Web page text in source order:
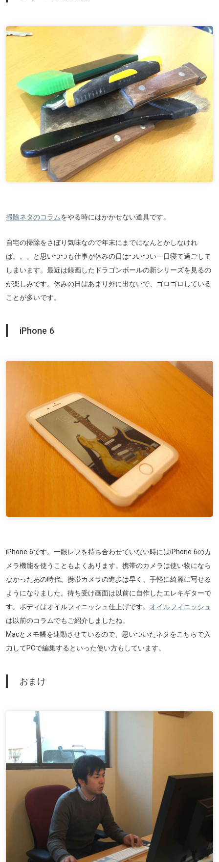
掃除ネタのコラムをやる時にはかかせない道具です。
自宅の掃除をさぼり気味なので年末にまでになんとかしなけれ
ば。。。と思いつつも仕事が休みの日はついつい一日寝て過ごして
しまいます。最近は録画したドラゴンボールの新シリーズを見るの
が楽しみです。休みの日はあまり外に出ないで、ゴロゴロしている
ことが多いです。
iPhone 6
iPhone 6です。一眼レフを持ち合わせていない時にはiPhone 6のカ
メラ機能を使うこともよくあります。携帯のカメラは使い物になら
なかったあの時代。携帯カメラの進歩は早く、手軽に綺麗に写せる
ようになりました。待ち受け画面は以前に自作したエレキギターで
す。ボディはオイルフィニッシュ仕上げです。 オイルフィニッシュ
は以前のコラムでもご紹介しましたね。
Macとメモ帳を連動させているので、思いついたネタをこちらで入
力してPCで編集するといった使い方もしています。
おまけ